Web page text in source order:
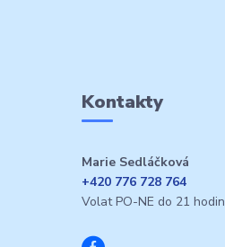
Kontakty
Marie Sedláčková
+420 776 728 764
Volat PO-NE do 21 hodin